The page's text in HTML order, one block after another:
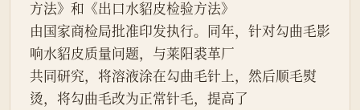
方法》和《出口水貂皮检验方法》
由国家商检局批准印发执行。同年，针对勾曲毛影
响水貂皮质量问题，与莱阳裘革厂
共同研究，将溶液涂在勾曲毛针上，然后顺毛熨
烫，将勾曲毛改为正常针毛，提高了